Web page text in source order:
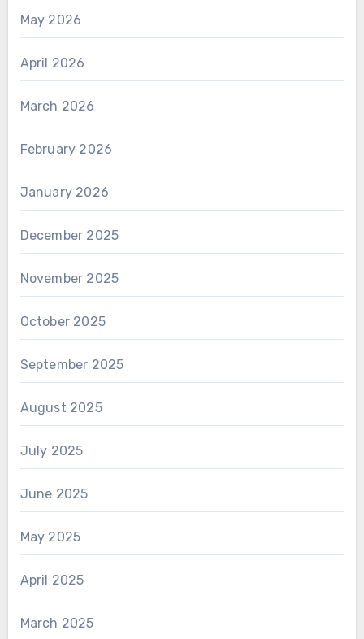
May 2026
April 2026
March 2026
February 2026
January 2026
December 2025
November 2025
October 2025
September 2025
August 2025
July 2025
June 2025
May 2025
April 2025
March 2025